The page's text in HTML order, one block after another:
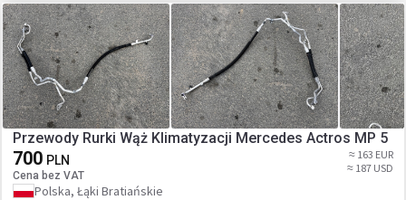
Przewody Rurki Wąż Klimatyzacji Mercedes Actros MP 5
700 PLN
Cena bez VAT
≈ 163 EUR
≈ 187 USD
Polska, Łąki Bratiańskie